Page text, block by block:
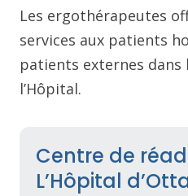
Les ergothérapeutes
services aux patients
patients externes dans
l’Hôpital.
Centre de
L’Hôpital